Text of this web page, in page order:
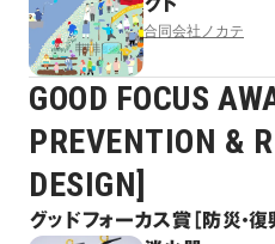
所設計
合同会社ノカテ
GOOD FOCUS
PREVENTION &
DESIGN]
グッドフォーカス賞［防災・復